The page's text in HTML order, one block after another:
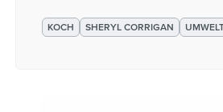
KOCH SHERYL CORRIGAN